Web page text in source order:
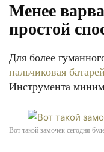
Менее
простой
Для более
пальчиковая
Инструмента
Вот такой замочек сегодня